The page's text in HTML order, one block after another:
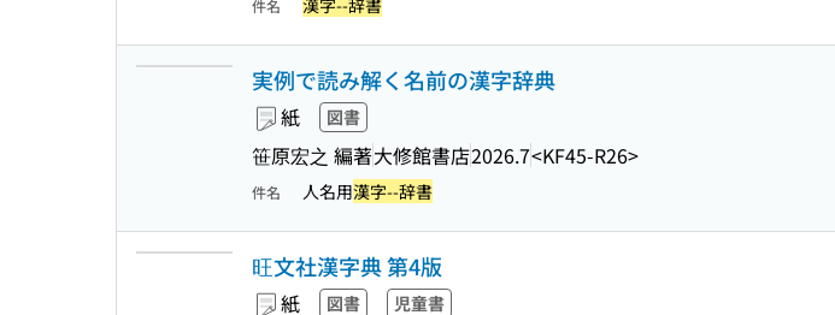
件名 漢字--辞書
実例で読み解く名前の漢字辞典
紙 図書
笹原宏之 編著大修館書店2026.7<KF45-R26>
件名 人名用漢字--辞書
旺文社漢字典 第4版
紙 図書 児童書